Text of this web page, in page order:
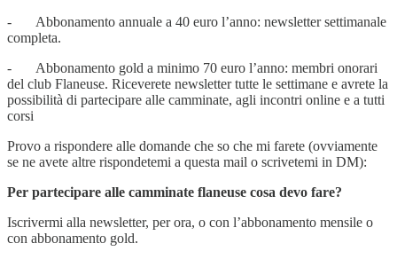
- Abbonamento annuale a 40 euro l’anno: newsletter settimanale
completa.
- Abbonamento gold a minimo 70 euro l’anno: membri onorari
del club Flaneuse. Riceverete newsletter tutte le settimane e avrete la
possibilità di partecipare alle camminate, agli incontri online e a tutti
corsi
Provo a rispondere alle domande che so che mi farete (ovviamente
se ne avete altre rispondetemi a questa mail o scrivetemi in DM):
Per partecipare alle camminate flaneuse cosa devo fare?
Iscrivermi alla newsletter, per ora, o con l’abbonamento mensile o
con abbonamento gold.